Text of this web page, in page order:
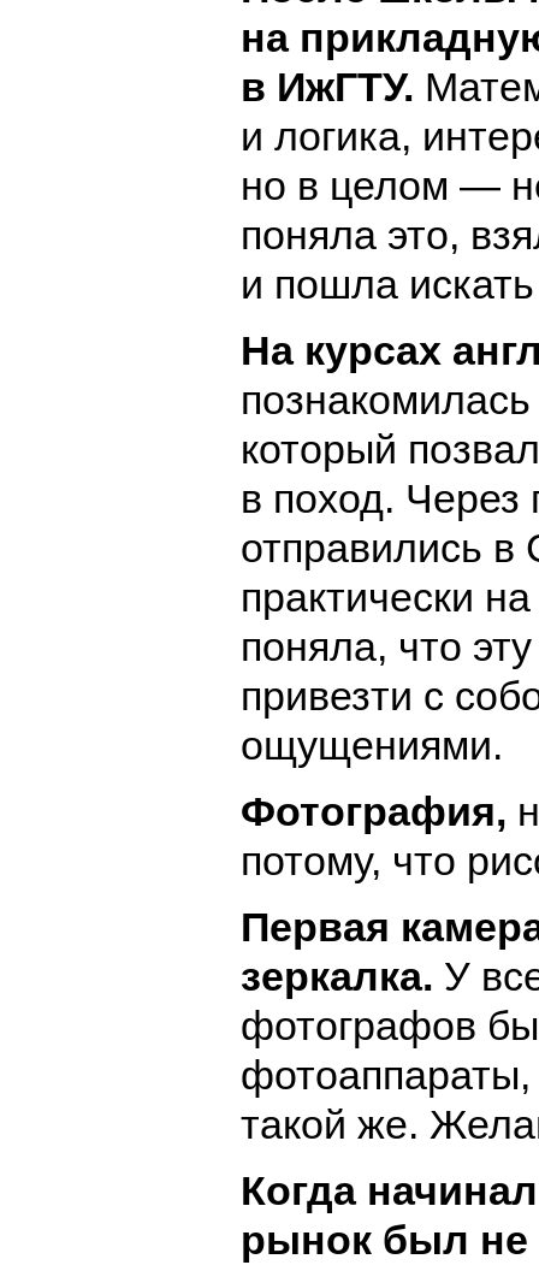
на
в ИжГТУ.
и логика,
но в целом —
поняла это,
и пошла
На курсах
который
в поход. Через
отправились в
практически
поняла, что
привезти с
ощущениями.
Фотография,
потому, что
Первая
зеркалка. У
фотографов
такой же.
Когда
рынок был